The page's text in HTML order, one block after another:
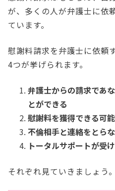
が、多くの人が弁護士に依
ています。
慰謝料請求を弁護士に依頼
4つが挙げられます。
弁護士からの請求であ
とができる
慰謝料を獲得できる可
不倫相手と連絡をとら
トータルサポートが受
それぞれ見ていきましょう。